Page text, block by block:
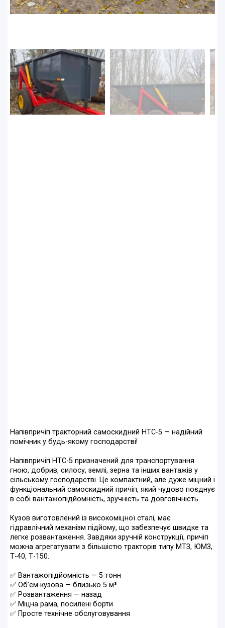
Напівпричіп тракторний самоскидний НТС-5 — надійний
помічник у будь-якому господарстві!
Напівпричіп НТС-5 призначений для транспортування
гною, добрив, силосу, землі, зерна та інших вантажів у
сільському господарстві. Це компактний, але дуже міцний і
функціональний самоскидний причіп, який чудово поєднує
в собі вантажопідйомність, зручність та довговічність.
Кузов виготовлений із високоміцної сталі, має
гідравлічний механізм підйому, що забезпечує швидке та
легке розвантаження. Завдяки зручній конструкції, причіп
можна агрегатувати з більшістю тракторів типу МТЗ, ЮМЗ,
Т-40, Т-150.
✅ Вантажопідйомність — 5 тонн
✅ Об’єм кузова — близько 5 м³
✅ Розвантаження — назад
✅ Міцна рама, посилені борти
✅ Просте технічне обслуговування